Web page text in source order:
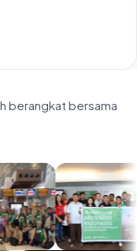
berangkat bersama